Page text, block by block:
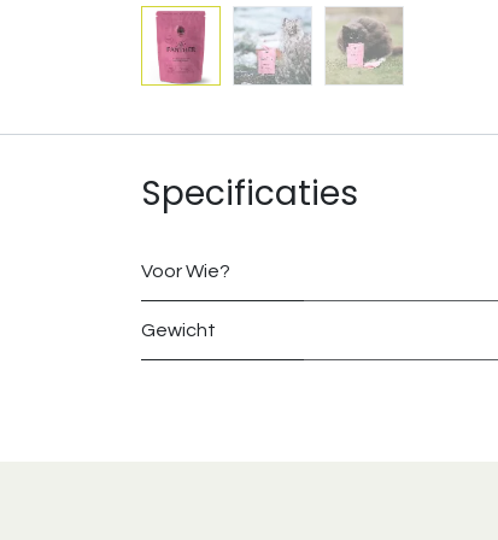
Specificaties
Voor Wie?
Gewicht